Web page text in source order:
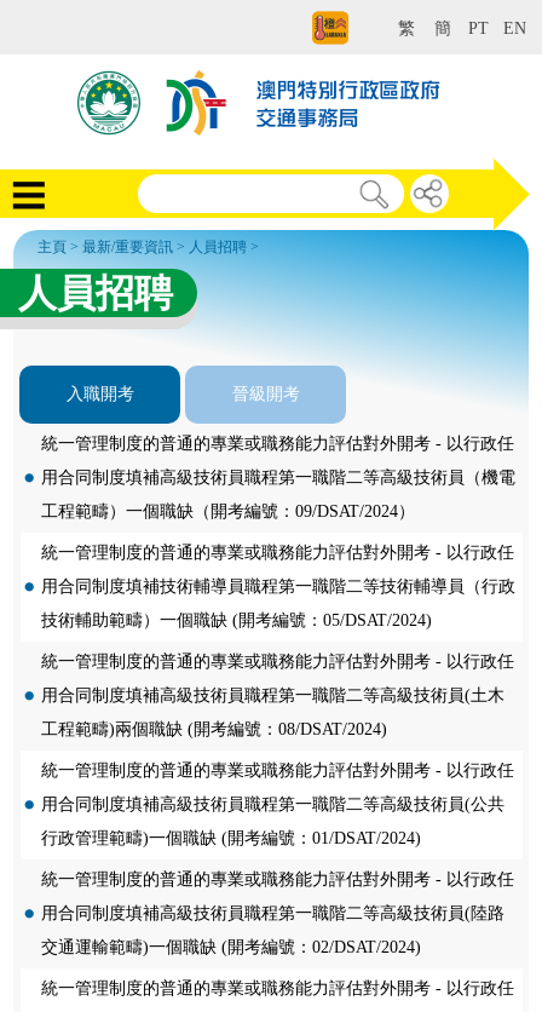
繁 簡 PT EN
主頁 >最新/重要資訊 > 人員招聘 >
人員招聘
入職開考 晉級開考
統一管理制度的普通的專業或職務能力評估對外開考 - 以行政任
用合同制度填補高級技術員職程第一職階二等高級技術員（機電
工程範疇）一個職缺（開考編號：09/DSAT/2024）
統一管理制度的普通的專業或職務能力評估對外開考 - 以行政任
用合同制度填補技術輔導員職程第一職階二等技術輔導員（行政
技術輔助範疇）一個職缺 (開考編號：05/DSAT/2024)
統一管理制度的普通的專業或職務能力評估對外開考 - 以行政任
用合同制度填補高級技術員職程第一職階二等高級技術員(土木
工程範疇)兩個職缺 (開考編號：08/DSAT/2024)
統一管理制度的普通的專業或職務能力評估對外開考 - 以行政任
用合同制度填補高級技術員職程第一職階二等高級技術員(公共
行政管理範疇)一個職缺 (開考編號：01/DSAT/2024)
統一管理制度的普通的專業或職務能力評估對外開考 - 以行政任
用合同制度填補高級技術員職程第一職階二等高級技術員(陸路
交通運輸範疇)一個職缺 (開考編號：02/DSAT/2024)
統一管理制度的普通的專業或職務能力評估對外開考 - 以行政任